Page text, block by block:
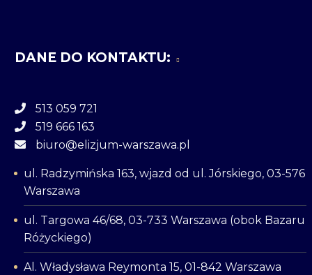
DANE DO KONTAKTU:
513 059 721
519 666 163
biuro@elizjum-warszawa.pl
ul. Radzymińska 163, wjazd od ul. Jórskiego, 03-576
Warszawa
ul. Targowa 46/68, 03-733 Warszawa (obok Bazaru
Różyckiego)
Al. Władysława Reymonta 15, 01-842 Warszawa